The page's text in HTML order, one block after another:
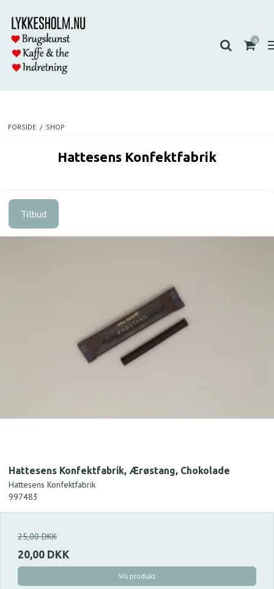
0
FORSIDE / SHOP
Hattesens Konfektfabrik
Tilbud
Hattesens Konfektfabrik, Ærøstang, Chokolade
Hattesens Konfektfabrik
997483
25,00 DKK
20,00 DKK
Vis produkt